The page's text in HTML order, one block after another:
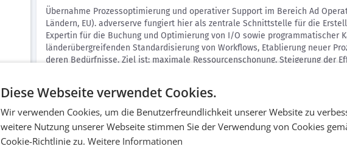
Übernahme Prozessoptimierung und operativer Support im Bereich Ad
Ländern, EU). adverserve fungiert hier als zentrale Schnittstelle für die
Expertin für die Buchung und Optimierung von I/O sowie programmatischer
länderübergreifenden Standardisierung von Workflows, Etablierung neuer
deren Bedürfnisse. Ziel ist: maximale Ressourcenschonung, Steigerung der
Lösung
Aufbau einer neuen auf die individuellen Bedüfnisse der Kund*in
Prozessse und Standardisierungen für Professionalisierung im Tag
Kampagnen für 10 Länder abgeschlossen. 2022 werden restliche Länder
Diese Webseite verwendet Cookies.
Wir verwenden Cookies, um die Benutzerfreundlichkeit unserer Website zu
weitere Nutzung unserer Webseite stimmen Sie der Verwendung von Cookies
Cookie-Richtlinie zu. Weitere Informationen